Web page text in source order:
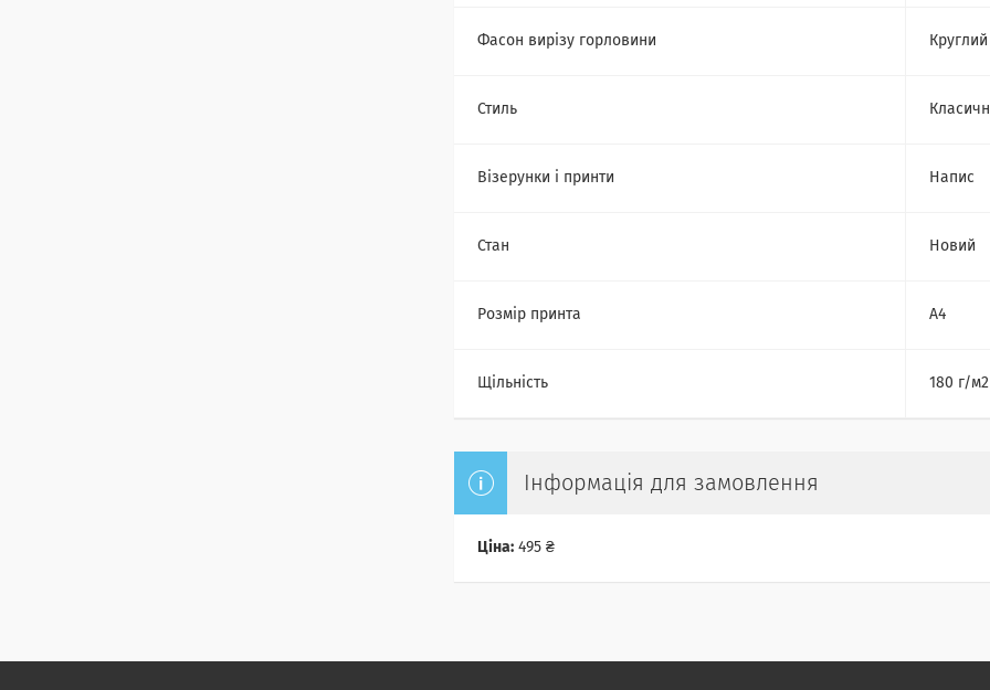
Фасон вирізу горловини Круглий
Стиль
Візерунки і принти Напис
Стан Новий
Розмір принта А4
Щільність 180 г/м2
Інформація для замовлення
Ціна: 495 ₴